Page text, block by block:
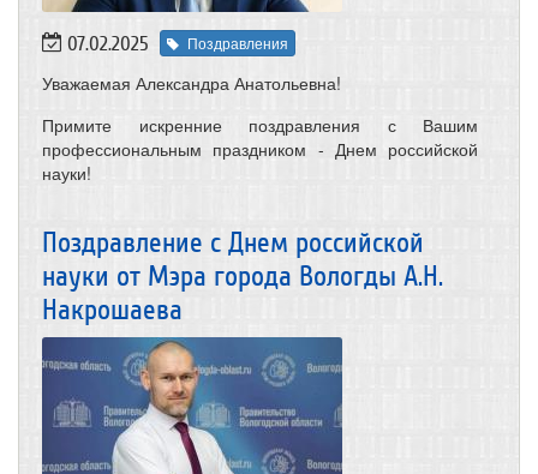
07.02.2025 Поздравления
Уважаемая Александра Анатольевна!
Примите искренние поздравления с Вашим
профессиональным праздником - Днем российской
науки!
Поздравление с Днем российской
науки от Мэра города Вологды А.Н.
Накрошаева